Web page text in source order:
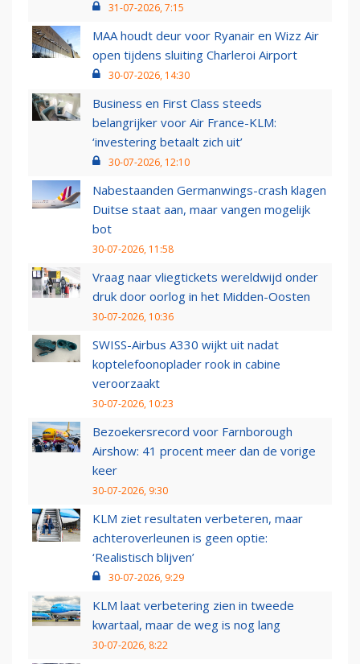
31-07-2026, 7:15
MAA houdt deur voor Ryanair en Wizz Air
open tijdens sluiting Charleroi Airport
30-07-2026, 14:30
Business en First Class steeds
belangrijker voor Air France-KLM:
‘investering betaalt zich uit’
30-07-2026, 12:10
Nabestaanden Germanwings-crash klagen
Duitse staat aan, maar vangen mogelijk
bot
30-07-2026, 11:58
Vraag naar vliegtickets wereldwijd onder
druk door oorlog in het Midden-Oosten
30-07-2026, 10:36
SWISS-Airbus A330 wijkt uit nadat
koptelefoonoplader rook in cabine
veroorzaakt
30-07-2026, 10:23
Bezoekersrecord voor Farnborough
Airshow: 41 procent meer dan de vorige
keer
30-07-2026, 9:30
KLM ziet resultaten verbeteren, maar
achteroverleunen is geen optie:
‘Realistisch blijven’
30-07-2026, 9:29
KLM laat verbetering zien in tweede
kwartaal, maar de weg is nog lang
30-07-2026, 8:22